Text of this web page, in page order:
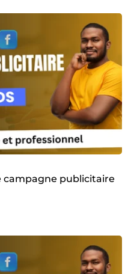
campagne publicitaire